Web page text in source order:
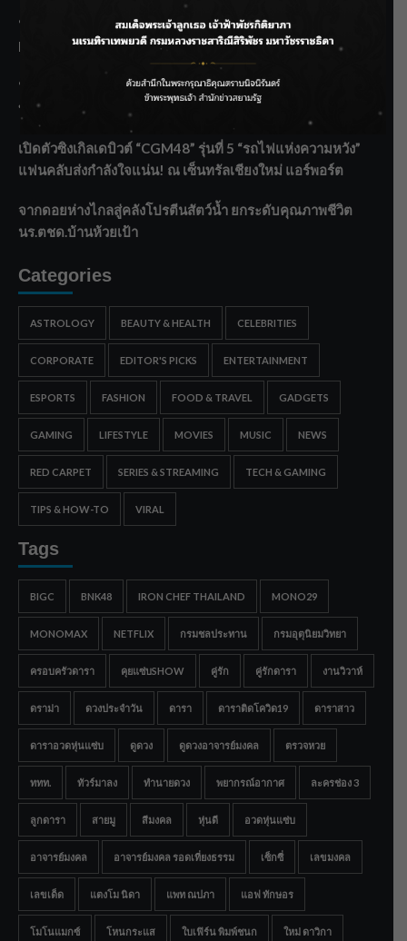
“BILLKIN” สร้างความภาคภูมิใจ คว้ารางวัลใหญ่ Weibo
Malaysia พร้อมโชว์สุดประทับใจ
“สุริยะ” สั่งกรมชลฯ เฝ้าระวังน้ำ 24 ชม. รับมือฝนสิงหาคม
บริหารเชิงรุกลดเสี่ยงน้ำท่วม
เปิดตัวซิงเกิลเดบิวต์ “CGM48” รุ่นที่ 5 “รถไฟแห่งความหวัง”
แฟนคลับส่งกำลังใจแน่น! ณ เซ็นทรัลเชียงใหม่ แอร์พอร์ต
จากดอยห่างไกลสู่คลังโปรตีนสัตว์น้ำ ยกระดับคุณภาพชีวิต
นร.ตชด.บ้านห้วยเป้า
Categories
ASTROLOGY BEAUTY & HEALTH CELEBRITIES
CORPORATE EDITOR'S PICKS ENTERTAINMENT
ESPORTS FASHION FOOD & TRAVEL GADGETS
GAMING LIFESTYLE MOVIES MUSIC NEWS
RED CARPET SERIES & STREAMING TECH & GAMING
TIPS & HOW-TO VIRAL
Tags
BIGC BNK48 IRON CHEF THAILAND MONO29
MONOMAX NETFLIX กรมชลประทาน กรมอุตุนิยมวิทยา
ครอบครัวดารา คุยแซ่บSHOW คู่รัก คู่รักดารา งานวิวาห์
ดราม่า ดวงประจำวัน ดารา ดาราติดโควิด19 ดาราสาว
ดาราอวดหุ่นแซ่บ ดูดวง ดูดวงอาจารย์มงคล ตรวจหวย
ททท. ทัวร์มาลง ทำนายดวง พยากรณ์อากาศ ละครช่อง 3
ลูกดารา สายมู สีมงคล หุ่นดี อวดหุ่นแซ่บ
อาจารย์มงคล อาจารย์มงคล รอดเที่ยงธรรม เซ็กซี่ เลขมงคล
เลขเด็ด แตงโม นิดา แพท ณปภา แอฟ ทักษอร
โมโนแมกซ์ โหนกระแส ใบเฟิร์น พิมพ์ชนก ใหม่ ดาวิกา